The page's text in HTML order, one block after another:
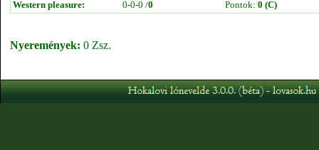
Western pleasure:
0-0-0 /0 Pontok: 0 (C)
Nyeremények: 0 Zsz.